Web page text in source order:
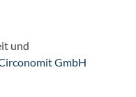
und
GmbH